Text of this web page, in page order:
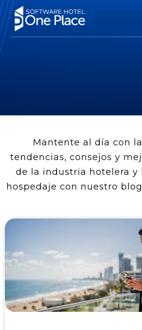
Mantente al día con
tendencias, consejos y
de la industria hotelera y
hospedaje con nuestro